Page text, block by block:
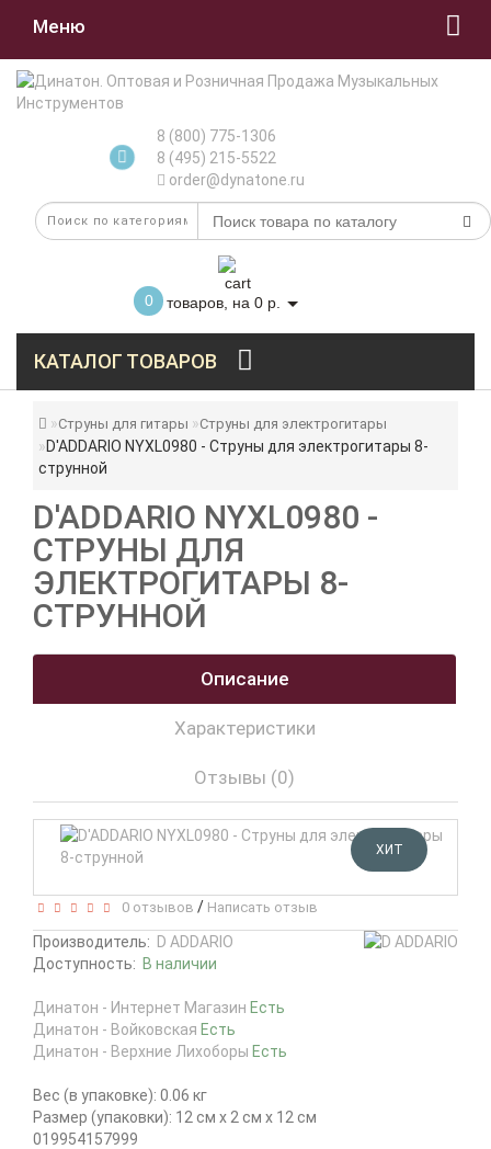
Меню
8 (800) 775-1306
8 (495) 215-5522
order@dynatone.ru
0 товаров, на 0 р.
КАТАЛОГ ТОВАРОВ
Струны для гитары Струны для электрогитары
D'ADDARIO NYXL0980 - Струны для электрогитары 8-
струнной
D'ADDARIO NYXL0980 -
СТРУНЫ ДЛЯ
ЭЛЕКТРОГИТАРЫ 8-
СТРУННОЙ
Описание
Характеристики
Отзывы (0)
ХИТ
0 отзывов / Написать отзыв
Производитель: D ADDARIO
Доступность: В наличии
Динатон - Интернет Магазин Есть
Динатон - Войковская Есть
Динатон - Верхние Лихоборы Есть
Вес (в упаковке): 0.06 кг
Размер (упаковки): 12 см x 2 см x 12 см
019954157999